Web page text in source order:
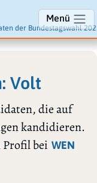
der Bundestagswahl
Menü
Volt
die auf
kandidieren.
Profil bei WEN